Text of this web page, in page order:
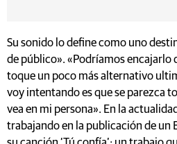
Su sonido lo define como uno
de público». «Podríamos encajarlo
toque un poco más alternativo
voy intentando es que se parezca
vea en mi persona». En la
trabajando en la publicación de un